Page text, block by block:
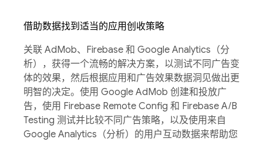
借助数据找到适当的应用创收策略
关联 AdMob、Firebase 和 Google Analytics（分
析），获得一个流畅的解决方案，以测试不同广告变
体的效果，然后根据应用和广告效果数据洞见做出更
明智的决定。使用 Google AdMob 创建和投放广
告，使用 Firebase Remote Config 和 Firebase A/B
Testing 测试并比较不同广告策略，以及使用来自
Google Analytics（分析）的用户互动数据来帮助您